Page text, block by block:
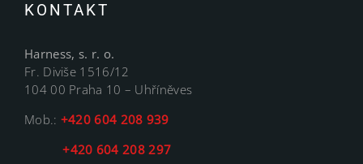
KONTAKT
Harness, s. r. o.
Fr. Diviše 1516/12
104 00 Praha 10 – Uhříněves
Mob.: +420 604 208 939
+420 604 208 297